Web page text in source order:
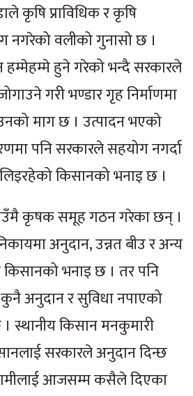
कृषि प्राविधिक र कृषि
नगरेको वलीको गुनासो छ ।
हुने गरेको भन्दै सरकारले
गरी भण्डार गृह निर्माणमा
माग छ । उत्पादन भएको
पनि सरकारले सहयोग नगर्दा
किसानको भनाइ छ ।
कृषक समूह गठन गरेका छन् ।
अनुदान, उन्नत बीउ र अन्य
भनाइ छ । तर पनि
अनुदान र सुविधा नपाएको
स्थानीय किसान मनकुमारी
सरकारले अनुदान दिन्छ
आजसम्म कसैले दिएका